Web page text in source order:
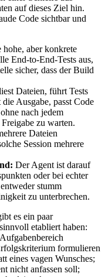
auf dieses Ziel hin.
Code sichtbar und
aber konkrete
End-to-End-Tests aus,
sicher, dass der Build
Dateien, führt Tests
Ausgabe, passt Code
nach jedem
zu warten.
Dateien
Session mehrere
Der Agent ist darauf
oder bei echter
stumm
zu unterbrechen.
es ein paar
etabliert haben:
formulieren
eines vagen Wunsches;
nicht anfassen soll;